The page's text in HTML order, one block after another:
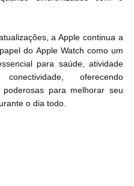
a Apple continua a
do Apple Watch como um
para saúde, atividade
oferecendo
poderosas para melhorar seu
o dia todo.